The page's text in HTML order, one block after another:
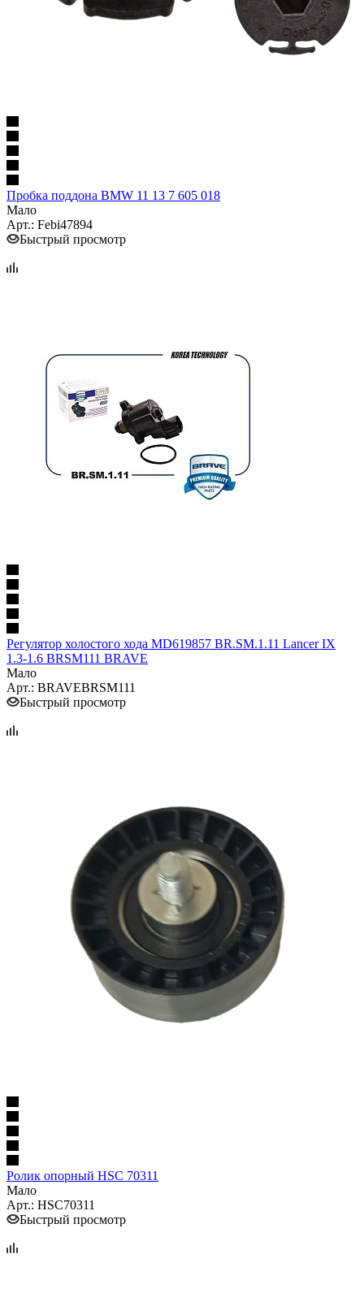
Пробка поддона BMW 11 13 7 605 018
Мало
Арт.: Febi47894
Быстрый просмотр
Регулятор холостого хода MD619857 BR.SM.1.11 Lancer IX
1.3-1.6 BRSM111 BRAVE
Мало
Арт.: BRAVEBRSM111
Быстрый просмотр
Ролик опорный HSC 70311
Мало
Арт.: HSC70311
Быстрый просмотр